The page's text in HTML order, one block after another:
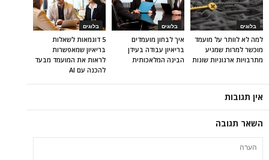
בלוגים
5 דוגמאות לשאלות
בריאיון שמאפשרות
לראות את המועמד מבעד
להכנה עם AI
בלוגים
איך לבחון מועמדים
בריאיון עבודה בעידן
הבינה המלאכותית
בלוגים
למה לא לוותר על מועמד
מוכשר למרות שמגיע
מתרבויות ארגוניות שונות
אין תגובות
השאר תגובה